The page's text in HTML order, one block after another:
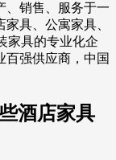
、销售、服务于一
具、公寓家具、
家具的专业化企
百强供应商，中国
酒店家具